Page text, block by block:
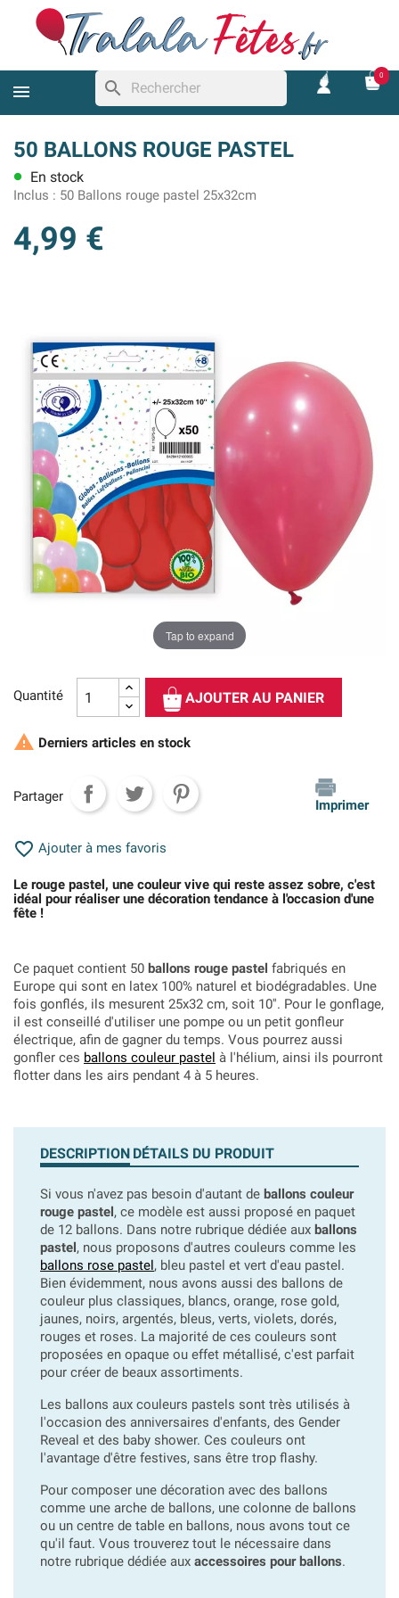
search
0
50 BALLONS ROUGE PASTEL
lens En stock
Inclus : 50 Ballons rouge pastel 25x32cm
4,99 €
Tap to expand
Quantité AJOUTER AU PANIER
 Derniers articles en stock
Partager
Imprimer
 Ajouter à mes favoris
Le rouge pastel, une couleur vive qui reste assez sobre, c'est
idéal pour réaliser une décoration tendance à l'occasion d'une
fête !
Ce paquet contient 50 ballons rouge pastel fabriqués en
Europe qui sont en latex 100% naturel et biodégradables. Une
fois gonflés, ils mesurent 25x32 cm, soit 10''. Pour le gonflage,
il est conseillé d'utiliser une pompe ou un petit gonfleur
électrique, afin de gagner du temps. Vous pourrez aussi
gonfler ces ballons couleur pastel à l'hélium, ainsi ils pourront
flotter dans les airs pendant 4 à 5 heures.
DESCRIPTION DÉTAILS DU PRODUIT
Si vous n'avez pas besoin d'autant de ballons couleur
rouge pastel, ce modèle est aussi proposé en paquet
de 12 ballons. Dans notre rubrique dédiée aux ballons
pastel, nous proposons d'autres couleurs comme les
ballons rose pastel, bleu pastel et vert d'eau pastel.
Bien évidemment, nous avons aussi des ballons de
couleur plus classiques, blancs, orange, rose gold,
jaunes, noirs, argentés, bleus, verts, violets, dorés,
rouges et roses. La majorité de ces couleurs sont
proposées en opaque ou effet métallisé, c'est parfait
pour créer de beaux assortiments.
Les ballons aux couleurs pastels sont très utilisés à
l'occasion des anniversaires d'enfants, des Gender
Reveal et des baby shower. Ces couleurs ont
l'avantage d'être festives, sans être trop flashy.
Pour composer une décoration avec des ballons
comme une arche de ballons, une colonne de ballons
ou un centre de table en ballons, nous avons tout ce
qu'il faut. Vous trouverez tout le nécessaire dans
notre rubrique dédiée aux accessoires pour ballons.